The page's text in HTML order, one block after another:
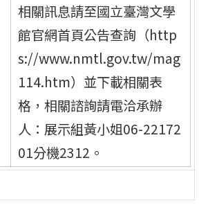
相關訊息請至國立臺灣文學
館官網首頁公告查詢（http
s://www.nmtl.gov.tw/mag
114.htm）並下載相關表
格，相關諮詢請電洽承辦
人：展示組黃小姐06-22172
01分機2312。